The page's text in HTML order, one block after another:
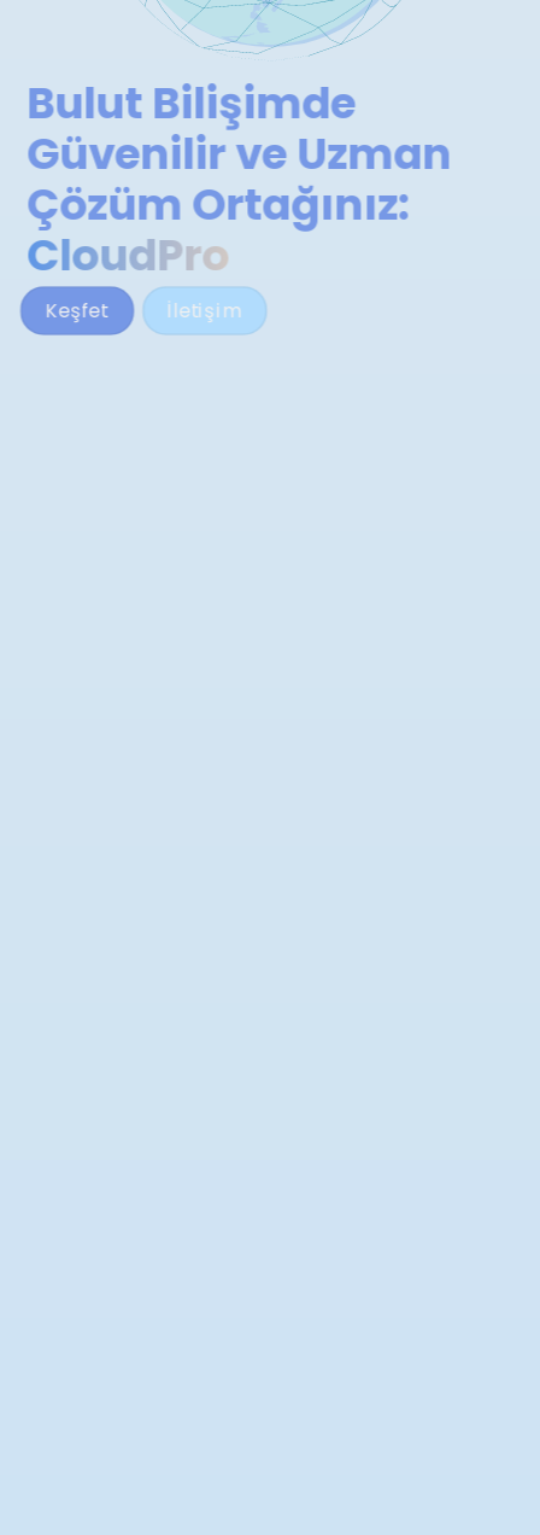
Bulut Bilişimde
Güvenilir ve Uzman
Çözüm Ortağınız:
CloudPro
Keşfet İletişim